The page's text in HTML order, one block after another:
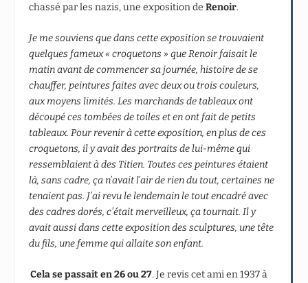
chassé par les nazis, une exposition deRenoir.
Je me souviens que dans cette exposition se trouvaient
quelques fameux « croquetons » que Renoir faisait le
matin avant de commencer sa journée, histoire de se
chauffer, peintures faites avec deux ou trois couleurs,
aux moyens limités. Les marchands de tableaux ont
découpé ces tombées de toiles et en ont fait de petits
tableaux. Pour revenir à cette exposition, en plus de ces
croquetons, il y avait des portraits de lui-même qui
ressemblaient à des Titien. Toutes ces peintures étaient
là, sans cadre, ça n’avait l’air de rien du tout, certaines ne
tenaient pas. J’ai revu le lendemain le tout encadré avec
des cadres dorés, c’était merveilleux, ça tournait. Il y
avait aussi dans cette exposition des sculptures, une tête
du fils, une femme qui allaite son enfant.
Cela se passait en 26 ou 27. Je revis cet ami en 1937 à